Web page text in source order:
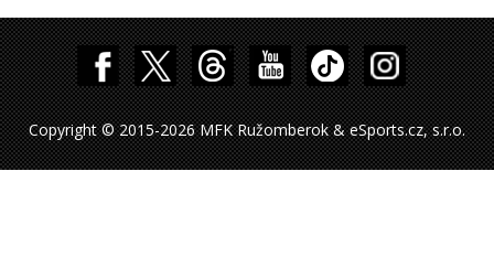
Copyright © 2015-2026 MFK Ružomberok & eSports.cz, s.r.o.